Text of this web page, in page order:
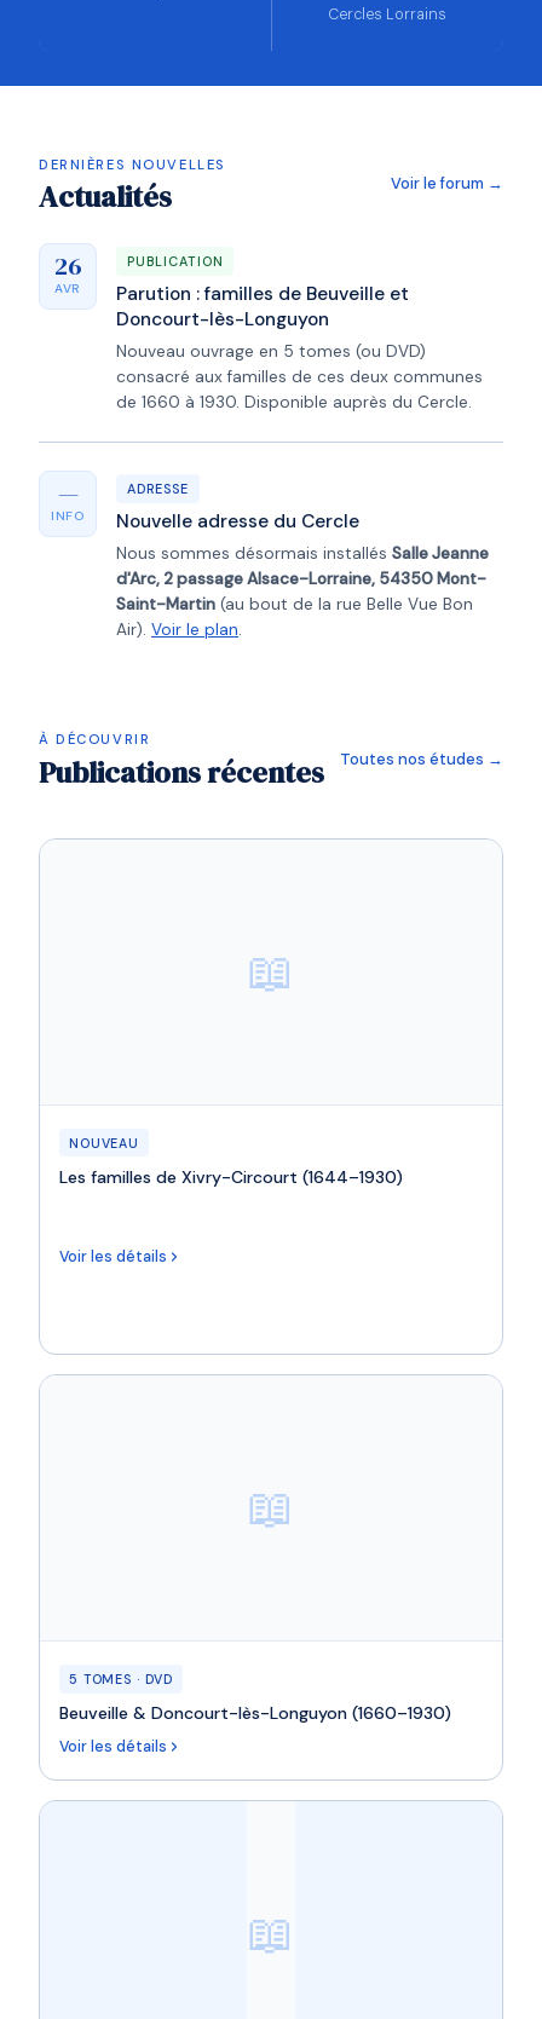
Cercles Lorrains
DERNIÈRES NOUVELLES
Actualités Voir le forum →
26
AVR
PUBLICATION
Parution : familles de Beuveille et
Doncourt-lès-Longuyon
Nouveau ouvrage en 5 tomes (ou DVD)
consacré aux familles de ces deux communes
de 1660 à 1930. Disponible auprès du Cercle.
—
INFO
ADRESSE
Nouvelle adresse du Cercle
Nous sommes désormais installés Salle Jeanne
d'Arc, 2 passage Alsace-Lorraine, 54350 Mont-
Saint-Martin (au bout de la rue Belle Vue Bon
Air). Voir le plan.
À DÉCOUVRIR
Publications récentes Toutes nos études →
📖
NOUVEAU
Les familles de Xivry-Circourt (1644–1930)
Voir les détails
📖
5 TOMES · DVD
Beuveille & Doncourt-lès-Longuyon (1660–1930)
Voir les détails
📖